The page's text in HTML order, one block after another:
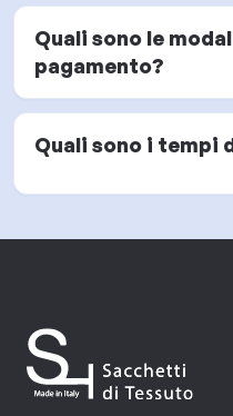
Quali sono le
pagamento?
Quali sono i tempi